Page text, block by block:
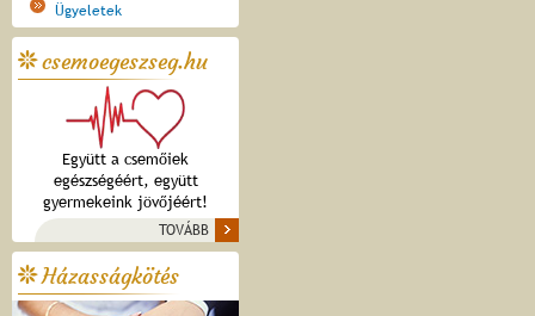
Ügyeletek
csemoegeszseg.hu
Együtt a csemőiek
egészségéért, együtt
gyermekeink jövőjéért!
TOVÁBB
Házasságkötés